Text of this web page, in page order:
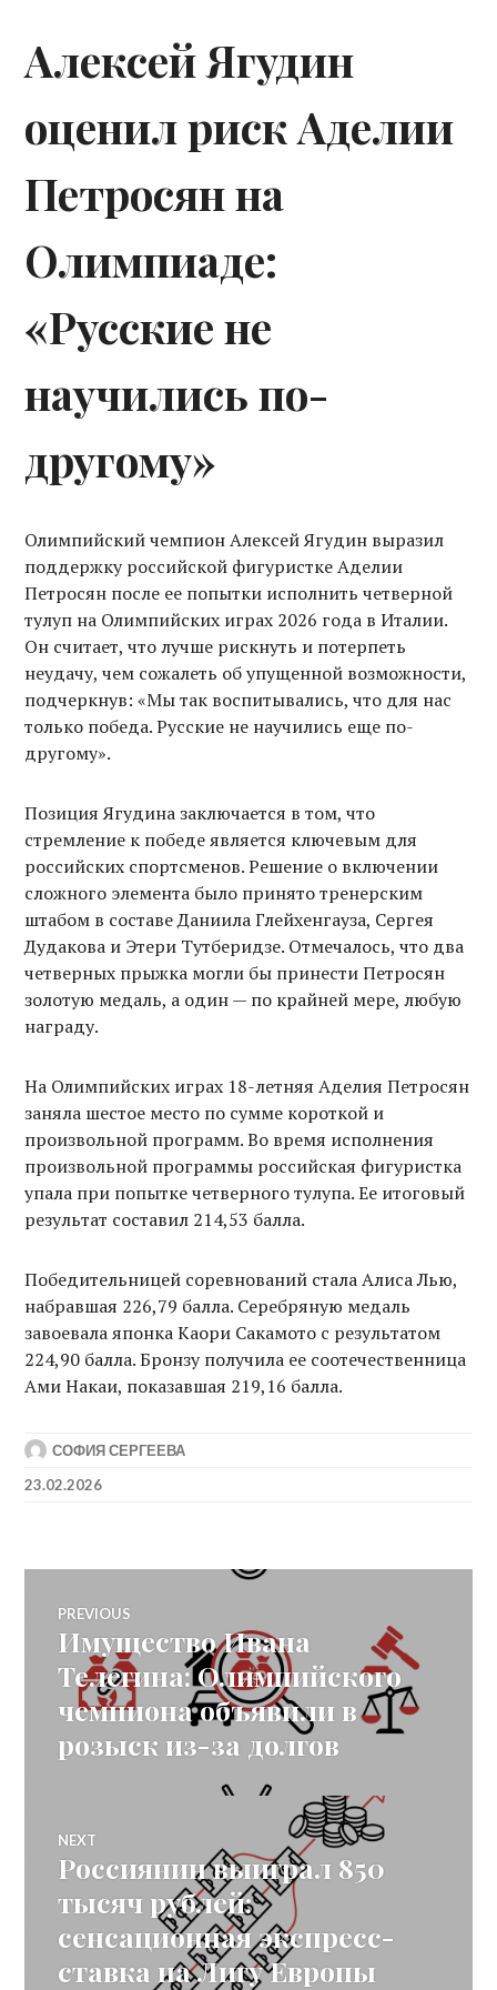
Алексей Ягудин
оценил риск Аделии
Петросян на
Олимпиаде:
«Русские не
научились по-
другому»
Олимпийский чемпион Алексей Ягудин выразил
поддержку российской фигуристке Аделии
Петросян после ее попытки исполнить четверной
тулуп на Олимпийских играх 2026 года в Италии.
Он считает, что лучше рискнуть и потерпеть
неудачу, чем сожалеть об упущенной возможности,
подчеркнув: «Мы так воспитывались, что для нас
только победа. Русские не научились еще по-
другому».
Позиция Ягудина заключается в том, что
стремление к победе является ключевым для
российских спортсменов. Решение о включении
сложного элемента было принято тренерским
штабом в составе Даниила Глейхенгауза, Сергея
Дудакова и Этери Тутберидзе. Отмечалось, что два
четверных прыжка могли бы принести Петросян
золотую медаль, а один — по крайней мере, любую
награду.
На Олимпийских играх 18-летняя Аделия Петросян
заняла шестое место по сумме короткой и
произвольной программ. Во время исполнения
произвольной программы российская фигуристка
упала при попытке четверного тулупа. Ее итоговый
результат составил 214,53 балла.
Победительницей соревнований стала Алиса Лью,
набравшая 226,79 балла. Серебряную медаль
завоевала японка Каори Сакамото с результатом
224,90 балла. Бронзу получила ее соотечественница
Ами Накаи, показавшая 219,16 балла.
СОФИЯ СЕРГЕЕВА
23.02.2026
Post
navigation
PREVIOUS
Previous
post:
Имущество Ивана
Телегина: Олимпийского
чемпиона объявили в
розыск из-за долгов
NEXT
Next
Россиянин выиграл 850
тысяч рублей:
сенсационная экспресс-
ставка на Лигу Европы